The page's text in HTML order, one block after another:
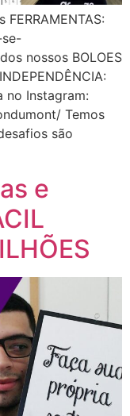
nossos BOLOES
no Instagram:
Temos
são
e